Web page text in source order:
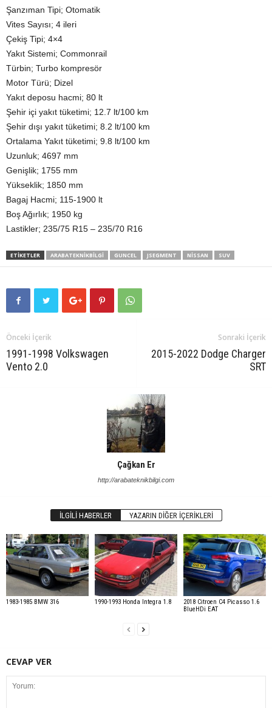
Şanzıman Tipi; Otomatik
Vites Sayısı; 4 ileri
Çekiş Tipi; 4×4
Yakıt Sistemi; Commonrail
Türbin; Turbo kompresör
Motor Türü; Dizel
Yakıt deposu hacmi; 80 lt
Şehir içi yakıt tüketimi; 12.7 lt/100 km
Şehir dışı yakıt tüketimi; 8.2 lt/100 km
Ortalama Yakıt tüketimi; 9.8 lt/100 km
Uzunluk; 4697 mm
Genişlik; 1755 mm
Yükseklik; 1850 mm
Bagaj Hacmi; 115-1900 lt
Boş Ağırlık; 1950 kg
Lastikler; 235/75 R15 – 235/70 R16
ETIKETLER ARABATEKNIKBILGI GUNCEL JSEGMENT NISSAN SUV
Önceki İçerik
1991-1998 Volkswagen
Vento 2.0
Sonraki İçerik
2015-2022 Dodge Charger
SRT
Çağkan Er
http://arabateknikbilgi.com
İLGILI HABERLER YAZARIN DIĞER İÇERIKLERI
1983-1985 BMW 316 1990-1993 Honda Integra 1.8
2018 Citroen C4 Picasso 1.6
BlueHDi EAT
CEVAP VER